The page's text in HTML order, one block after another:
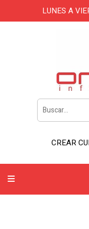
LUNES A
CREAR